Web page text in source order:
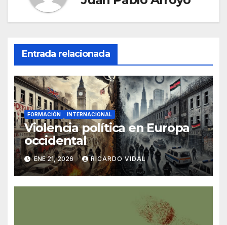
Entrada relacionada
FORMACIÓN INTERNACIONAL
Violencia política en Europa
occidental
ENE 21, 2026 RICARDO VIDAL